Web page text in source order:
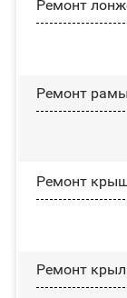
Ремонт
Ремонт
Ремонт
Ремонт